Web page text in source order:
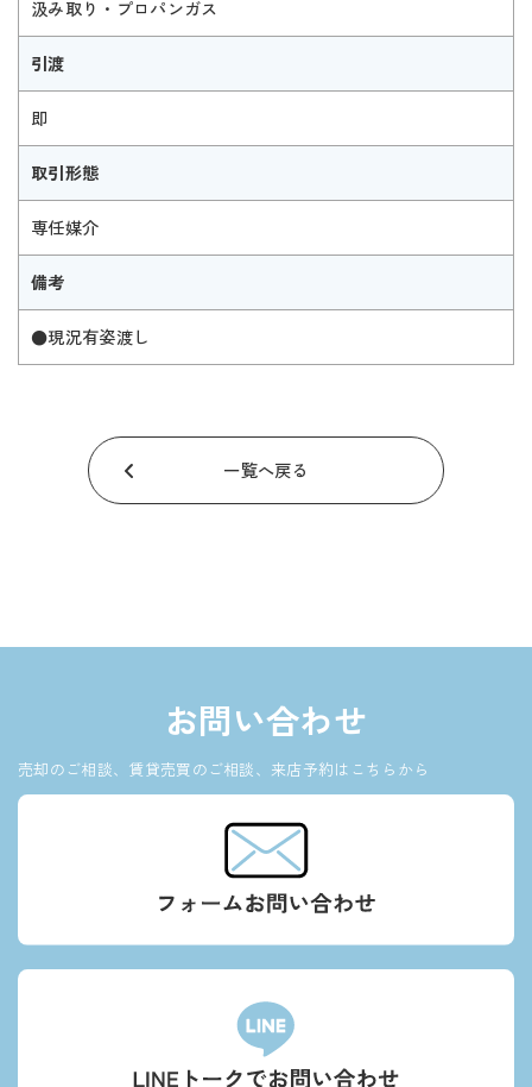
汲み取り・プロパンガス
引渡
即
取引形態
専任媒介
備考
●現況有姿渡し
一覧へ戻る
お問い合わせ
売却のご相談、賃貸売買のご相談、来店予約はこちらから